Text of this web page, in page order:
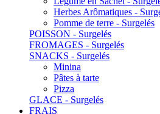
Herbes Arômatiques -
Pomme de terre - Surgelés
POISSON - Surgelés
FROMAGES - Surgelés
SNACKS - Surgelés
Minina
Pâtes à tarte
Pizza
GLACE - Surgelés
FRAIS